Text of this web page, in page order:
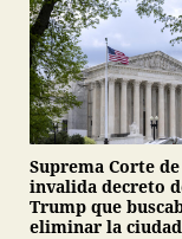
Suprema Corte de
invalida decreto
Trump que
eliminar la